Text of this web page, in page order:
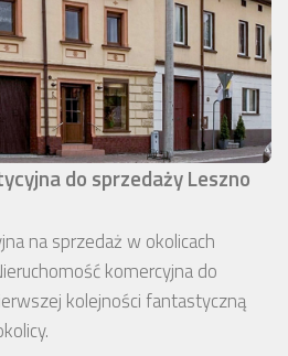
do sprzedaży Leszno
na sprzedaż w okolicach
komercyjna do
kolejności fantastyczną